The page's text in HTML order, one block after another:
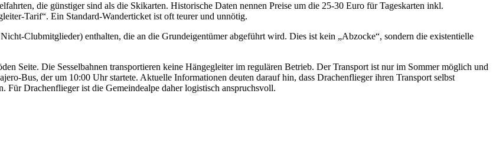
die günstiger sind als die Skikarten. Historische Daten nennen Preise um die 25-30 Euro für Tageskarten inkl.
Tarif“. Ein Standard-Wanderticket ist oft teurer und unnötig.
Clubmitglieder) enthalten, die an die Grundeigentümer abgeführt wird. Dies ist kein „Abzocke“, sondern die existentielle
Seite. Die Sesselbahnen transportieren keine Hängegleiter im regulären Betrieb. Der Transport ist nur im Sommer möglich und
Bus, der um 10:00 Uhr startete. Aktuelle Informationen deuten darauf hin, dass Drachenflieger ihren Transport selbst
Für Drachenflieger ist die Gemeindealpe daher logistisch anspruchsvoll.